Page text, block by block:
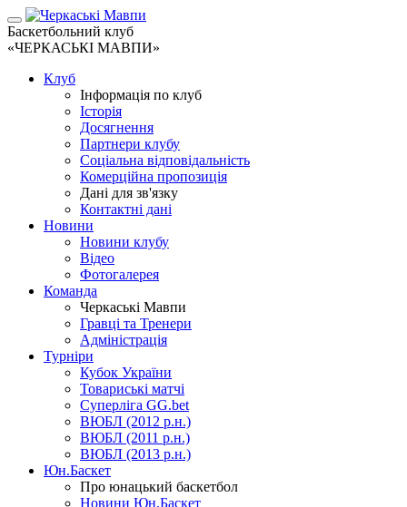
Баскетбольний клуб
«ЧЕРКАСЬКІ МАВПИ»
Клуб
Інформація по клуб
Історія
Досягнення
Партнери клубу
Соціальна відповідальність
Комерційна пропозиція
Дані для зв'язку
Контактні дані
Новини
Новини клубу
Відео
Фотогалерея
Команда
Черкаські Мавпи
Гравці та Тренери
Адміністрація
Турніри
Кубок України
Товариські матчі
Суперліга GG.bet
ВЮБЛ (2012 р.н.)
ВЮБЛ (2011 р.н.)
ВЮБЛ (2013 р.н.)
Юн.Баскет
Про юнацький баскетбол
Новини Юн.Баскет